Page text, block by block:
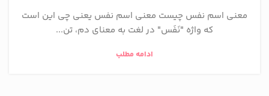
معنی اسم نفس چیست معنی اسم نفس یعنی چی این است
که واژه "نَفَس" در لغت به معنای دم، تن...
ادامه مطلب